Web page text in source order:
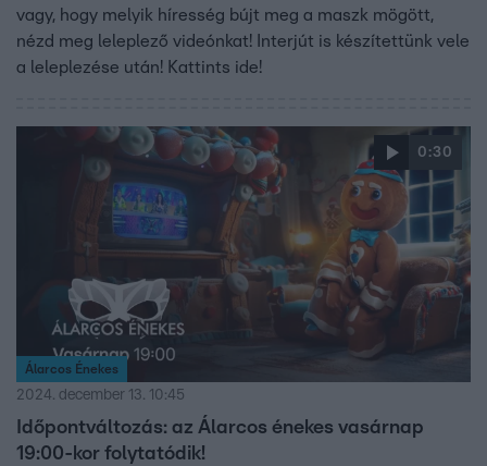
vagy, hogy melyik híresség bújt meg a maszk mögött,
nézd meg leleplező videónkat! Interjút is készítettünk vele
a leleplezése után! Kattints ide!
0:30
Álarcos Énekes
2024. december 13. 10:45
Időpontváltozás: az Álarcos énekes vasárnap
19:00-kor folytatódik!